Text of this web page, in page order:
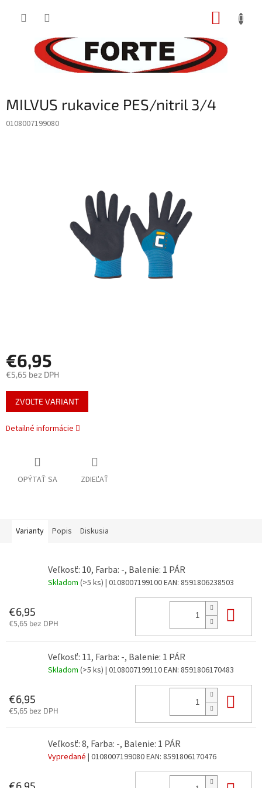
MILVUS rukavice PES/nitril 3/4
0108007199080
€6,95
€5,65 bez DPH
Jednotková
cena:
ZVOĽTE VARIANT
Detailné informácie
OPÝTAŤ SA ZDIEĽAŤ
Varianty Popis Diskusia
Veľkosť: 10, Farba: -, Balenie: 1 PÁR
Skladom (>5 ks) | 0108007199100EAN: 8591806238503
€6,95
€5,65 bez DPH
Veľkosť: 11, Farba: -, Balenie: 1 PÁR
Skladom (>5 ks) | 0108007199110EAN: 8591806170483
€6,95
€5,65 bez DPH
Veľkosť: 8, Farba: -, Balenie: 1 PÁR
Vypredané | 0108007199080EAN: 8591806170476